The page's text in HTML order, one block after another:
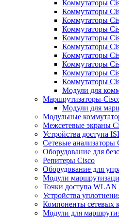
Коммутаторы
Коммутаторы
Коммутаторы
Коммутаторы
Коммутаторы
Коммутаторы
Коммутаторы
Коммутаторы
Коммутаторы
Коммутаторы
Модули для
Маршрутизаторы-
Модули для
Модульные
Межсетевые экраны
Устройства доступа
Сетевые анализаторы
Оборудование для
Репитеры Cisco
Оборудование для
Модули
Точки доступа WLAN
Устройства
Компоненты сетевых
Модули для